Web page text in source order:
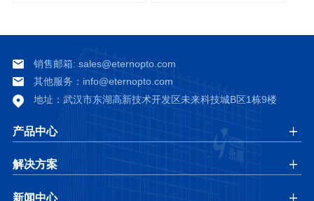
销售邮箱: sales@eternopto.com
其他服务：info@eternopto.com
地址： 武汉市东湖高新技术开发区未来科技城B区1栋9楼
产品中心
解决方案
新闻中心